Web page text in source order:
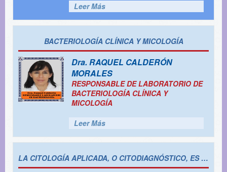
Leer Más
BACTERIOLOGÍA CLÍNICA Y MICOLOGÍA
Dra. RAQUEL CALDERÓN
MORALES
RESPONSABLE DE LABORATORIO DE
BACTERIOLOGÍA CLÍNICA Y
MICOLOGÍA
Leer Más
LA CITOLOGÍA APLICADA, O CITODIAGNÓSTICO, ES EL ESTUDIO DE LAS CÉLULAS CON EL OBJETIVO DE IDENTIFICAR ANOMALÍAS O ALTERACIONES QUE PUEDAN INDICAR LA PRESENCIA DE ENFERMEDADES, PRINCIPALMENTE CÁNCER, PERO TAMBIÉN INFECCIONES Y OTRAS AFECCIONES. SE REALIZA MEDIANTE LA RECOLECCIÓN DE MUESTRAS DE CÉLULAS DE DIFERENTES PARTES DEL CUERPO Y SU POSTERIOR ANÁLISIS BAJO UN MICROSCOPIO.